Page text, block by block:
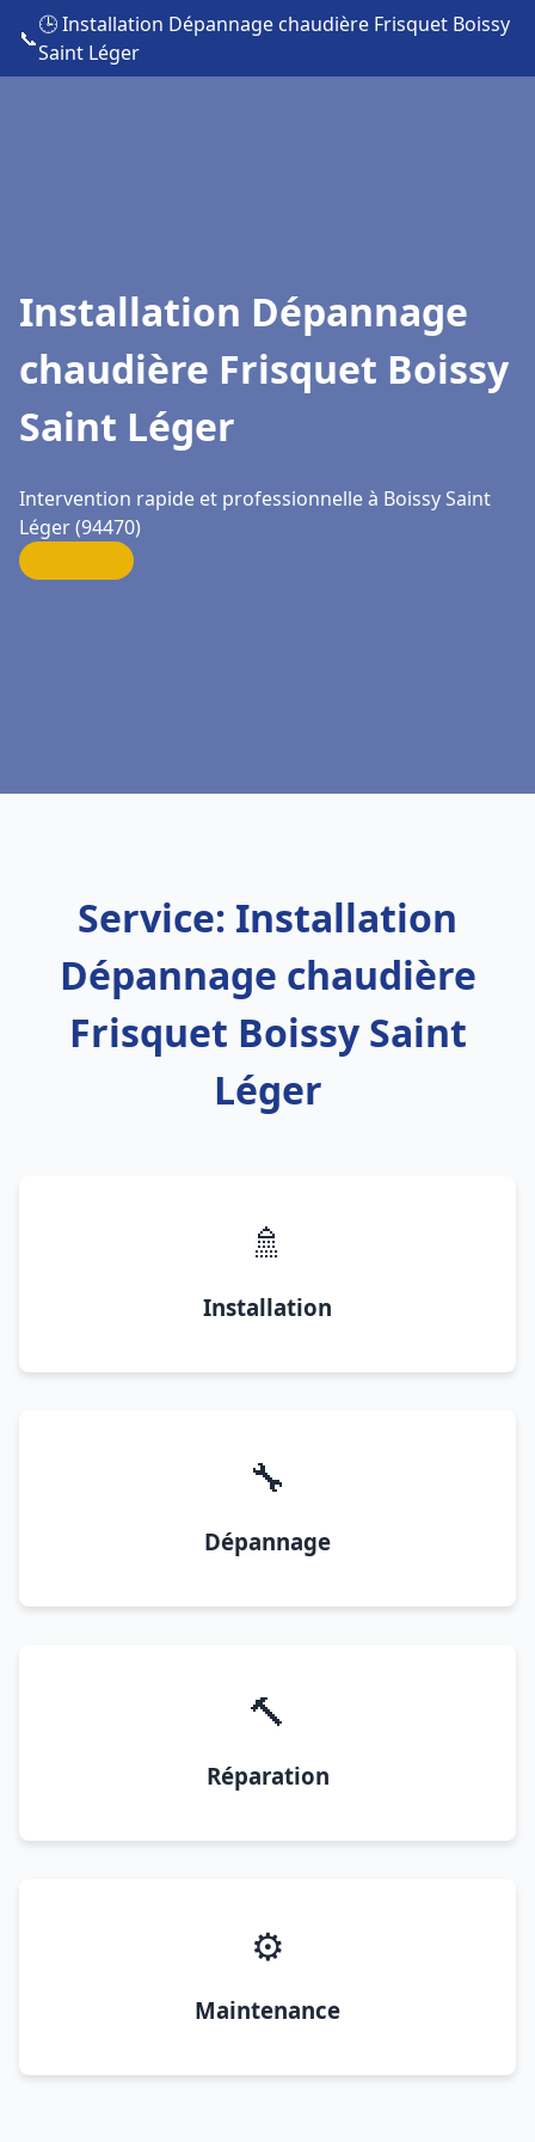
📞
🕒 Installation Dépannage chaudière Frisquet Boissy
Saint Léger
Installation Dépannage
chaudière Frisquet Boissy
Saint Léger
Intervention rapide et professionnelle à Boissy Saint
Léger (94470)
Service: Installation
Dépannage chaudière
Frisquet Boissy Saint
Léger
🚿
Installation
🔧
Dépannage
🔨
Réparation
⚙️
Maintenance